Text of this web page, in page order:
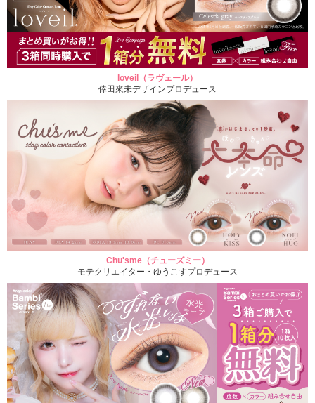
loveil（ラヴェール）
倖田來未デザインプロデュース
Chu'sme（チューズミー）
モテクリエイター・ゆうこすプロデュース